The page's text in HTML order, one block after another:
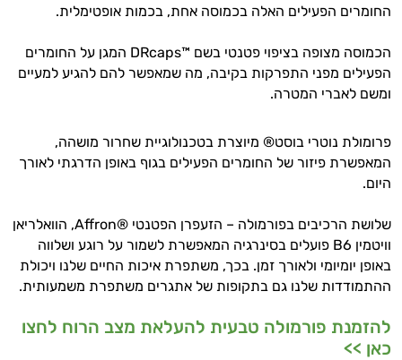
החומרים הפעילים האלה בכמוסה אחת, בכמות אופטימלית.
הכמוסה מצופה בציפוי פטנטי בשם ™DRcaps המגן על החומרים
הפעילים מפני התפרקות בקיבה, מה שמאפשר להם להגיע למעיים
ומשם לאברי המטרה.
פרומולת נוטרי בוסט® מיוצרת בטכנולוגיית שחרור מושהה,
המאפשרת פיזור של החומרים הפעילים בגוף באופן הדרגתי לאורך
היום.
שלושת הרכיבים בפורמולה – הזעפרן הפטנטי ®Affron, הוואלריאן
וויטמין B6 פועלים בסינרגיה המאפשרת לשמור על רוגע ושלווה
באופן יומיומי ולאורך זמן. בכך, משתפרת איכות החיים שלנו ויכולת
ההתמודדות שלנו גם בתקופות של אתגרים משתפרת משמעותית.
להזמנת פורמולה טבעית להעלאת מצב הרוח לחצו
כאן >>